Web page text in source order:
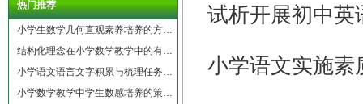
热门推荐
小学生数学几何直观素养培养的方…
结构化理念在小学数学教学中的有…
小学语文语言文字积累与梳理任务…
小学数学教学中学生数感培养的策…
试析开展初中英
小学语文实施素